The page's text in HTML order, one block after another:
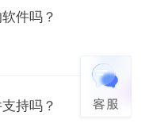
件吗？
持吗？